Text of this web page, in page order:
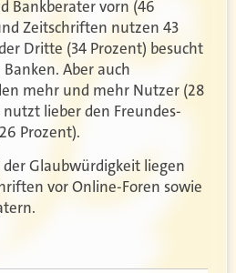
Bankberater vorn (46
Zeitschriften nutzen 43
Dritte (34 Prozent) besucht
Aber auch
mehr und mehr Nutzer (28
lieber den Freundes-
Prozent).
der Glaubwürdigkeit liegen
vor Online-Foren sowie